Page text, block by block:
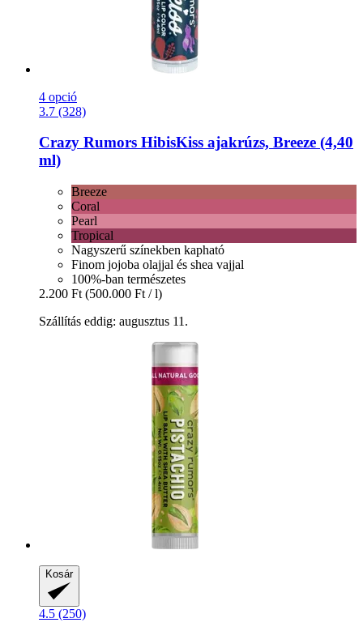
4 opció
3.7 (328)
Crazy Rumors HibisKiss ajakrúzs, Breeze (4,40
ml)
Breeze
Coral
Pearl
Tropical
Nagyszerű színekben kapható
Finom jojoba olajjal és shea vajjal
100%-ban természetes
2.200 Ft (500.000 Ft / l)
Szállítás eddig: augusztus 11.
Kosár
4.5 (250)